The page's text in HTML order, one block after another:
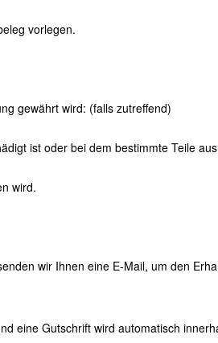
vorlegen.
gewährt wird: (falls zutreffend)
ist oder bei dem bestimmte Teile
wird.
wir Ihnen eine E-Mail, um den
eine Gutschrift wird automatisch